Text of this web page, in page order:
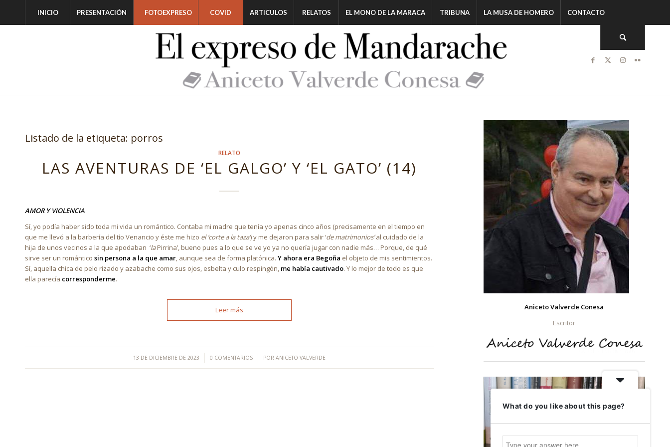
INICIO PRESENTACIÓN FOTOEXPRESO COVID ARTICULOS RELATOS EL MONO DE LA MARACA TRIBUNA LA MUSA DE HOMERO CONTACTO
Listado de la etiqueta: porros
RELATO
LAS AVENTURAS DE ‘EL GALGO’ Y ‘EL GATO’ (14)
AMOR Y VIOLENCIA
Sí, yo podía haber sido toda mi vida un romántico. Contaba mi madre que tenía yo apenas cinco años (precisamente en el tiempo en
que me llevó a la barbería del tío Venancio y éste me hizo el ‘corte a la taza’) y me dejaron para salir ‘de matrimonios’al cuidado de la
hija de unos vecinos a la que apodaban ‘laPirrina’, bueno pues a lo que se ve yo ya no quería jugar con nadie más… Porque, de qué
sirve ser un romántico sin persona a la que amar, aunque sea de forma platónica. Y ahora era Begoña el objeto de mis sentimientos.
Sí, aquella chica de pelo rizado y azabache como sus ojos, esbelta y culo respingón, me había cautivado. Y lo mejor de todo es que
ella parecía corresponderme.
Leer más
13 DE DICIEMBRE DE 2023
/ 0 COMENTARIOS
/ PORANICETO VALVERDE
Aniceto Valverde Conesa
Escritor
What do you like about this page?